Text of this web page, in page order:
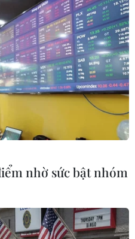
đốt
#Nga-Ukraine
nhờ sức bật nhóm